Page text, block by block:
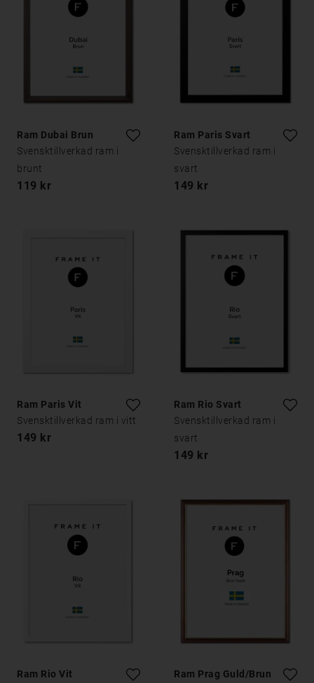
Ram Dubai Brun
Svensktillverkad ram i
brunt
119 kr
Ram Paris Svart
Svensktillverkad ram i
svart
149 kr
Ram Paris Vit
Svensktillverkad ram i vitt
149 kr
Ram Rio Svart
Svensktillverkad ram i
svart
149 kr
Ram Rio Vit
Ram Prag Guld/Brun